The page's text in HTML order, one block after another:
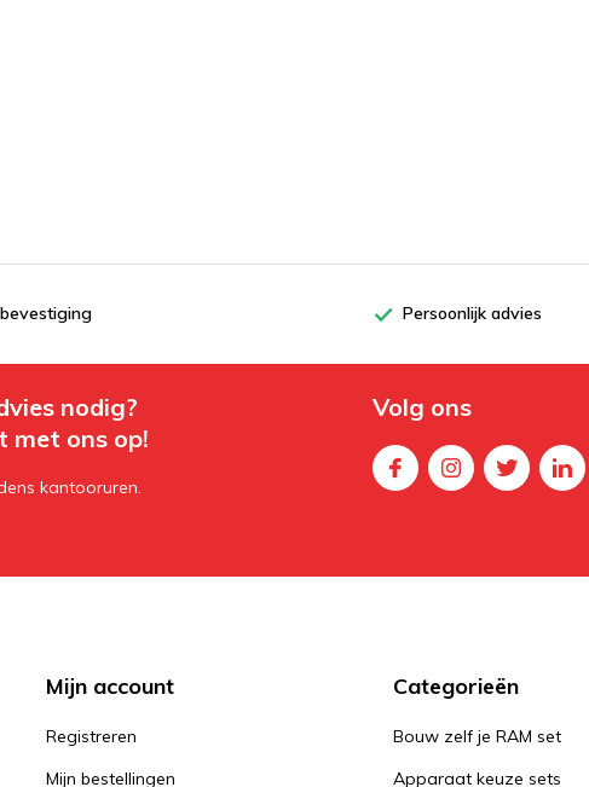
Persoonlijk advies
nodig?
met ons op!
kantooruren.
Volg ons
Mijn account
Registreren
Mijn bestellingen
Categorieën
Bouw zelf je RAM set
Apparaat keuze sets